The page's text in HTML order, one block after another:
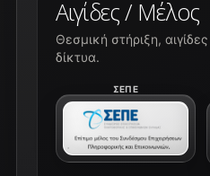
Αιγίδες / Μέλος
Θεσμική στήριξη,
δίκτυα.
ΣΕΠΕ